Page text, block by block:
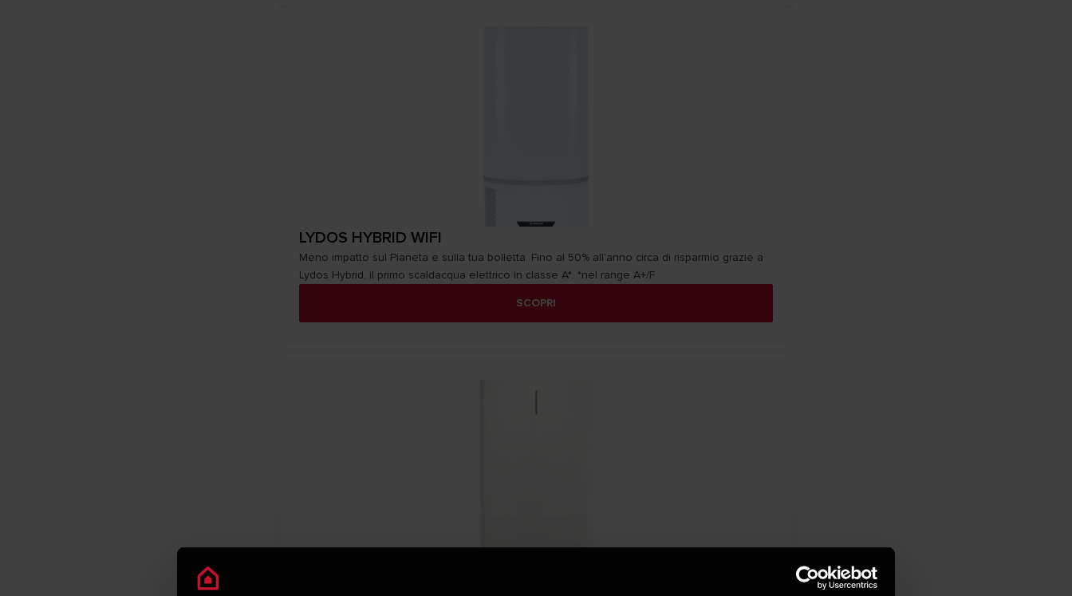
LYDOS HYBRID WIFI
Meno impatto sul Pianeta e sulla tua bolletta. Fino al 50% all'anno circa di risparmio grazie a
Lydos Hybrid, il primo scaldacqua elettrico in classe A*. *nel range A+/F
SCOPRI